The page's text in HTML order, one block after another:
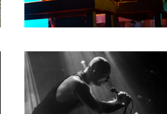
1991
1989
1985
1984
1983